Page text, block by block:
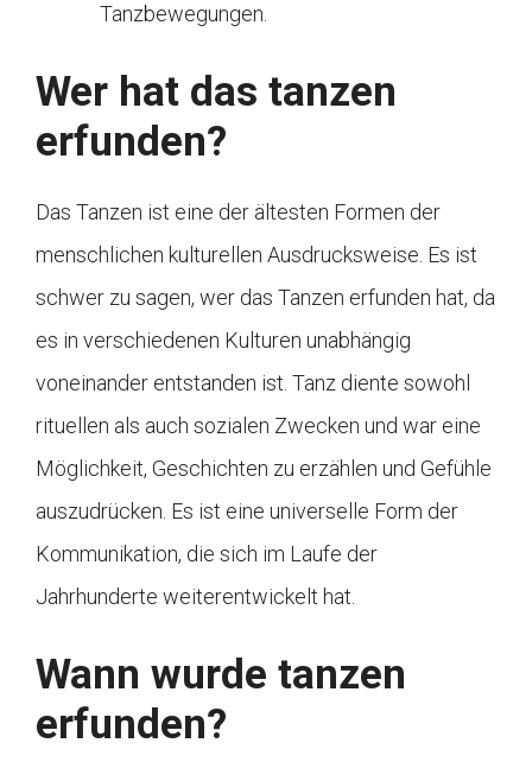
Tanzbewegungen.
Wer hat das tanzen
erfunden?
Das Tanzen ist eine der ältesten Formen der
menschlichen kulturellen Ausdrucksweise. Es ist
schwer zu sagen, wer das Tanzen erfunden hat, da
es in verschiedenen Kulturen unabhängig
voneinander entstanden ist. Tanz diente sowohl
rituellen als auch sozialen Zwecken und war eine
Möglichkeit, Geschichten zu erzählen und Gefühle
auszudrücken. Es ist eine universelle Form der
Kommunikation, die sich im Laufe der
Jahrhunderte weiterentwickelt hat.
Wann wurde tanzen
erfunden?